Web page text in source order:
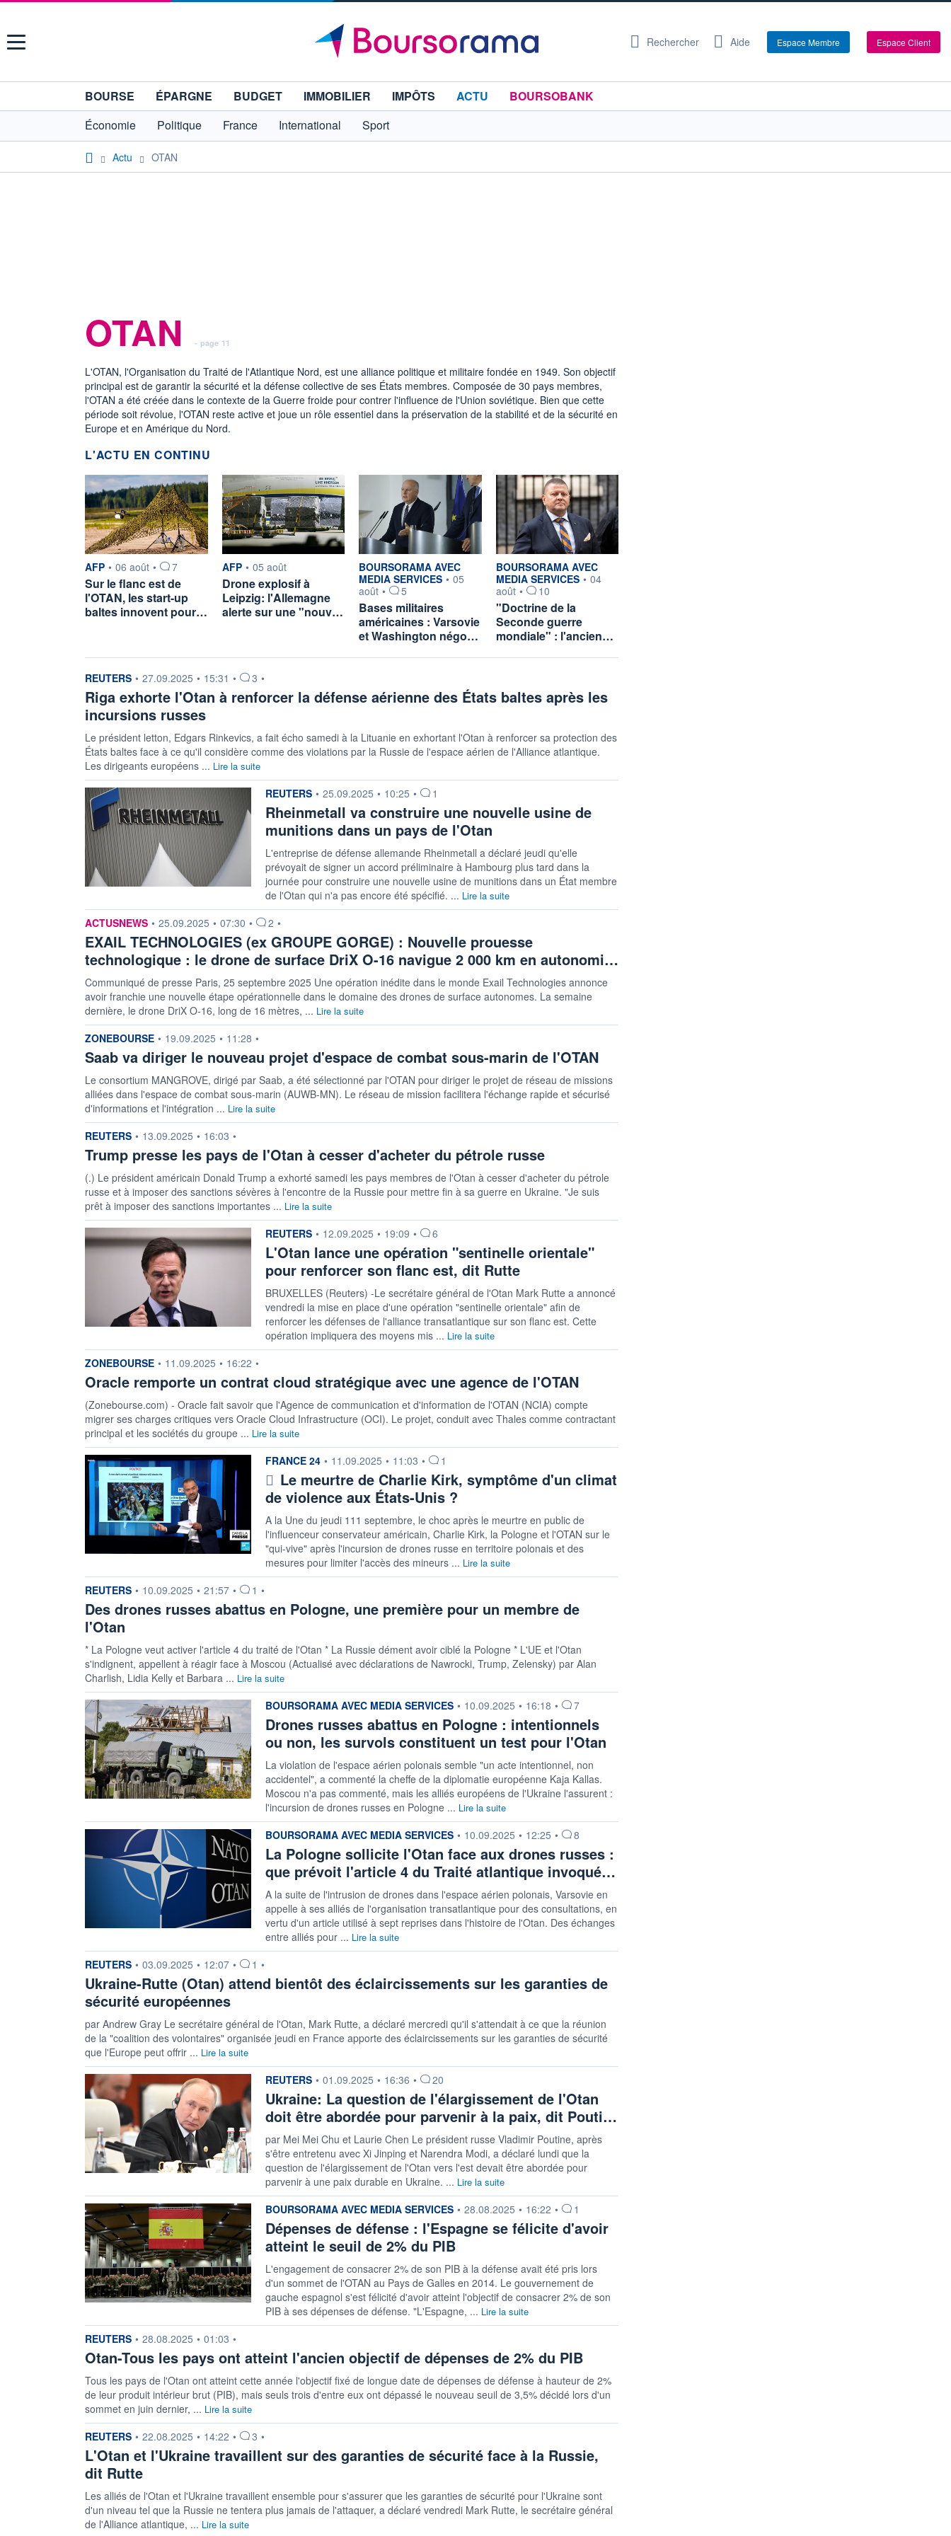
Menu Rechercher Aide Espace Membre Espace Client
BOURSE ÉPARGNE BUDGET IMMOBILIER IMPÔTS ACTU
BOURSOBANK
Économie
Politique France International Sport
Actu OTAN
OTAN - page 11
L'OTAN, l'Organisation du Traité de l'Atlantique Nord, est une alliance politique et militaire fondée en 1949. Son objectif
principal est de garantir la sécurité et la défense collective de ses États membres. Composée de 30 pays membres,
l'OTAN a été créée dans le contexte de la Guerre froide pour contrer l'influence de l'Union soviétique. Bien que cette
période soit révolue, l'OTAN reste active et joue un rôle essentiel dans la préservation de la stabilité et de la sécurité en
Europe et en Amérique du Nord.
L'ACTU EN CONTINU
information fournie par
AFP • 06 août • 7
Sur le flanc est de
l'OTAN, les start-up
baltes innovent pour…
information fournie par
AFP • 05 août
Drone explosif à
Leipzig: l'Allemagne
alerte sur une "nouv…
information fournie par
BOURSORAMA AVEC
MEDIA SERVICES • 05
août • 5
Bases militaires
américaines : Varsovie
et Washington négo…
information fournie par
BOURSORAMA AVEC
MEDIA SERVICES • 04
août • 10
"Doctrine de la
Seconde guerre
mondiale" : l'ancien…
information fournie par
REUTERS • 27.09.2025 • 15:31 • 3 •
Riga exhorte l'Otan à renforcer la défense aérienne des États baltes après les
incursions russes
Le président letton, Edgars Rinkevics, a fait écho samedi à la Lituanie en exhortant l'Otan à renforcer sa protection des
États baltes face à ce qu'il considère comme des violations par la Russie de l'espace aérien de l'Alliance atlantique.
Les dirigeants européens ... Lire la suite
information fournie par
REUTERS • 25.09.2025 • 10:25 • 1
Rheinmetall va construire une nouvelle usine de
munitions dans un pays de l'Otan
L'entreprise de défense allemande Rheinmetall a déclaré jeudi qu'elle
prévoyait de signer un accord préliminaire à Hambourg plus tard dans la
journée pour construire une nouvelle usine de munitions dans un État membre
de l'Otan qui n'a pas encore été spécifié. ... Lire la suite
information fournie par
ACTUSNEWS • 25.09.2025 • 07:30 • 2 •
EXAIL TECHNOLOGIES (ex GROUPE GORGE) : Nouvelle prouesse
technologique : le drone de surface DriX O-16 navigue 2 000 km en autonomi…
Communiqué de presse Paris, 25 septembre 2025 Une opération inédite dans le monde Exail Technologies annonce
avoir franchie une nouvelle étape opérationnelle dans le domaine des drones de surface autonomes. La semaine
dernière, le drone DriX O-16, long de 16 mètres, ... Lire la suite
information fournie par
ZONEBOURSE • 19.09.2025 • 11:28 •
Saab va diriger le nouveau projet d'espace de combat sous-marin de l'OTAN
Le consortium MANGROVE, dirigé par Saab, a été sélectionné par l'OTAN pour diriger le projet de réseau de missions
alliées dans l'espace de combat sous-marin (AUWB-MN). Le réseau de mission facilitera l'échange rapide et sécurisé
d'informations et l'intégration ... Lire la suite
information fournie par
REUTERS • 13.09.2025 • 16:03 •
Trump presse les pays de l'Otan à cesser d'acheter du pétrole russe
(.) Le président américain Donald Trump a exhorté samedi les pays membres de l'Otan à cesser d'acheter du pétrole
russe et à imposer des sanctions sévères à l'encontre de la Russie pour mettre fin à sa guerre en Ukraine. "Je suis
prêt à imposer des sanctions importantes ... Lire la suite
information fournie par
REUTERS • 12.09.2025 • 19:09 • 6
L'Otan lance une opération "sentinelle orientale"
pour renforcer son flanc est, dit Rutte
BRUXELLES (Reuters) -Le secrétaire général de l'Otan Mark Rutte a annoncé
vendredi la mise en place d'une opération "sentinelle orientale" afin de
renforcer les défenses de l'alliance transatlantique sur son flanc est. Cette
opération impliquera des moyens mis ... Lire la suite
information fournie par
ZONEBOURSE • 11.09.2025 • 16:22 •
Oracle remporte un contrat cloud stratégique avec une agence de l'OTAN
(Zonebourse.com) - Oracle fait savoir que l'Agence de communication et d'information de l'OTAN (NCIA) compte
migrer ses charges critiques vers Oracle Cloud Infrastructure (OCI). Le projet, conduit avec Thales comme contractant
principal et les sociétés du groupe ... Lire la suite
information fournie par
FRANCE 24 • 11.09.2025 • 11:03 • 1
Le meurtre de Charlie Kirk, symptôme d'un climat
de violence aux États-Unis ?
A la Une du jeudi 111 septembre, le choc après le meurtre en public de
l'influenceur conservateur américain, Charlie Kirk, la Pologne et l'OTAN sur le
"qui-vive" après l'incursion de drones russe en territoire polonais et des
mesures pour limiter l'accès des mineurs ... Lire la suite
information fournie par
REUTERS • 10.09.2025 • 21:57 • 1 •
Des drones russes abattus en Pologne, une première pour un membre de
l'Otan
* La Pologne veut activer l'article 4 du traité de l'Otan * La Russie dément avoir ciblé la Pologne * L'UE et l'Otan
s'indignent, appellent à réagir face à Moscou (Actualisé avec déclarations de Nawrocki, Trump, Zelensky) par Alan
Charlish, Lidia Kelly et Barbara ... Lire la suite
information fournie par
BOURSORAMA AVEC MEDIA SERVICES • 10.09.2025 • 16:18 • 7
Drones russes abattus en Pologne : intentionnels
ou non, les survols constituent un test pour l'Otan
La violation de l'espace aérien polonais semble "un acte intentionnel, non
accidentel", a commenté la cheffe de la diplomatie européenne Kaja Kallas.
Moscou n'a pas commenté, mais les alliés européens de l'Ukraine l'assurent :
l'incursion de drones russes en Pologne ... Lire la suite
information fournie par
BOURSORAMA AVEC MEDIA SERVICES • 10.09.2025 • 12:25 • 8
La Pologne sollicite l'Otan face aux drones russes :
que prévoit l'article 4 du Traité atlantique invoqué…
A la suite de l'intrusion de drones dans l'espace aérien polonais, Varsovie en
appelle à ses alliés de l'organisation transatlantique pour des consultations, en
vertu d'un article utilisé à sept reprises dans l'histoire de l'Otan. Des échanges
entre alliés pour ... Lire la suite
information fournie par
REUTERS • 03.09.2025 • 12:07 • 1 •
Ukraine-Rutte (Otan) attend bientôt des éclaircissements sur les garanties de
sécurité européennes
par Andrew Gray Le secrétaire général de l'Otan, Mark Rutte, a déclaré mercredi qu'il s'attendait à ce que la réunion
de la "coalition des volontaires" organisée jeudi en France apporte des éclaircissements sur les garanties de sécurité
que l'Europe peut offrir ... Lire la suite
information fournie par
REUTERS • 01.09.2025 • 16:36 • 20
Ukraine: La question de l'élargissement de l'Otan
doit être abordée pour parvenir à la paix, dit Pouti…
par Mei Mei Chu et Laurie Chen Le président russe Vladimir Poutine, après
s'être entretenu avec Xi Jinping et Narendra Modi, a déclaré lundi que la
question de l'élargissement de l'Otan vers l'est devait être abordée pour
parvenir à une paix durable en Ukraine. ... Lire la suite
information fournie par
BOURSORAMA AVEC MEDIA SERVICES • 28.08.2025 • 16:22 • 1
Dépenses de défense : l'Espagne se félicite d'avoir
atteint le seuil de 2% du PIB
L'engagement de consacrer 2% de son PIB à la défense avait été pris lors
d'un sommet de l'OTAN au Pays de Galles en 2014. Le gouvernement de
gauche espagnol s'est félicité d'avoir atteint l'objectif de consacrer 2% de son
PIB à ses dépenses de défense. "L'Espagne, ... Lire la suite
information fournie par
REUTERS • 28.08.2025 • 01:03 •
Otan-Tous les pays ont atteint l'ancien objectif de dépenses de 2% du PIB
Tous les pays de l'Otan ont atteint cette année l'objectif fixé de longue date de dépenses de défense à hauteur de 2%
de leur produit intérieur brut (PIB), mais seuls trois d'entre eux ont dépassé le nouveau seuil de 3,5% décidé lors d'un
sommet en juin dernier, ... Lire la suite
information fournie par
REUTERS • 22.08.2025 • 14:22 • 3 •
L'Otan et l'Ukraine travaillent sur des garanties de sécurité face à la Russie,
dit Rutte
Les alliés de l'Otan et l'Ukraine travaillent ensemble pour s'assurer que les garanties de sécurité pour l'Ukraine sont
d'un niveau tel que la Russie ne tentera plus jamais de l'attaquer, a déclaré vendredi Mark Rutte, le secrétaire général
de l'Alliance atlantique, ... Lire la suite